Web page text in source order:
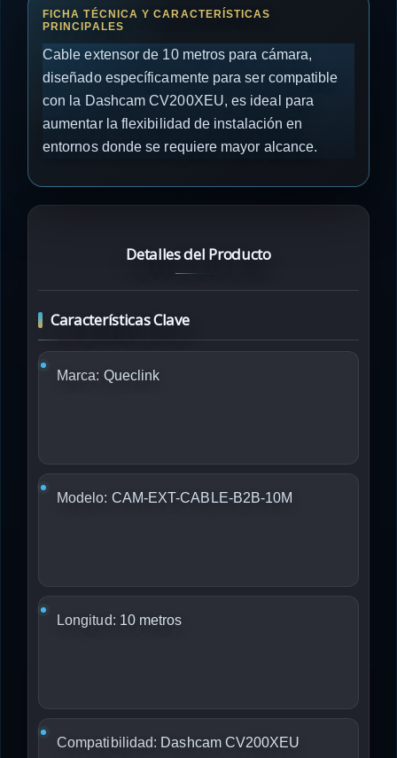
Cable extensor de 10 metros para cámara,
diseñado específicamente para ser compatible
con la Dashcam CV200XEU, es ideal para
aumentar la flexibilidad de instalación en
entornos donde se requiere mayor alcance.
Detalles del Producto
Características Clave
Marca: Queclink
Modelo: CAM-EXT-CABLE-B2B-10M
Longitud: 10 metros
Compatibilidad: Dashcam CV200XEU